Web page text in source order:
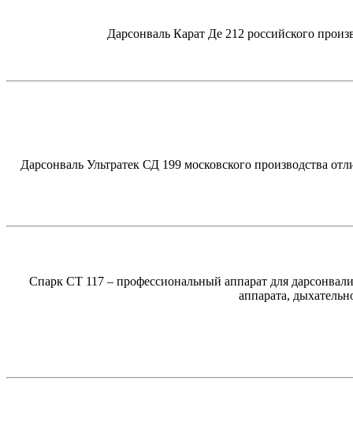
Дарсонваль Карат Де 212 российского
Дарсонваль Ультратек СД 199 московского производства
Спарк СТ 117 – профессиональный аппарат для
аппарата,